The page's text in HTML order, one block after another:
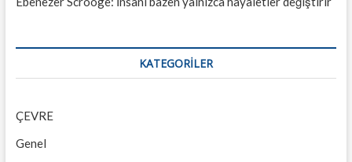
KATEGORILER
ÇEVRE
Genel